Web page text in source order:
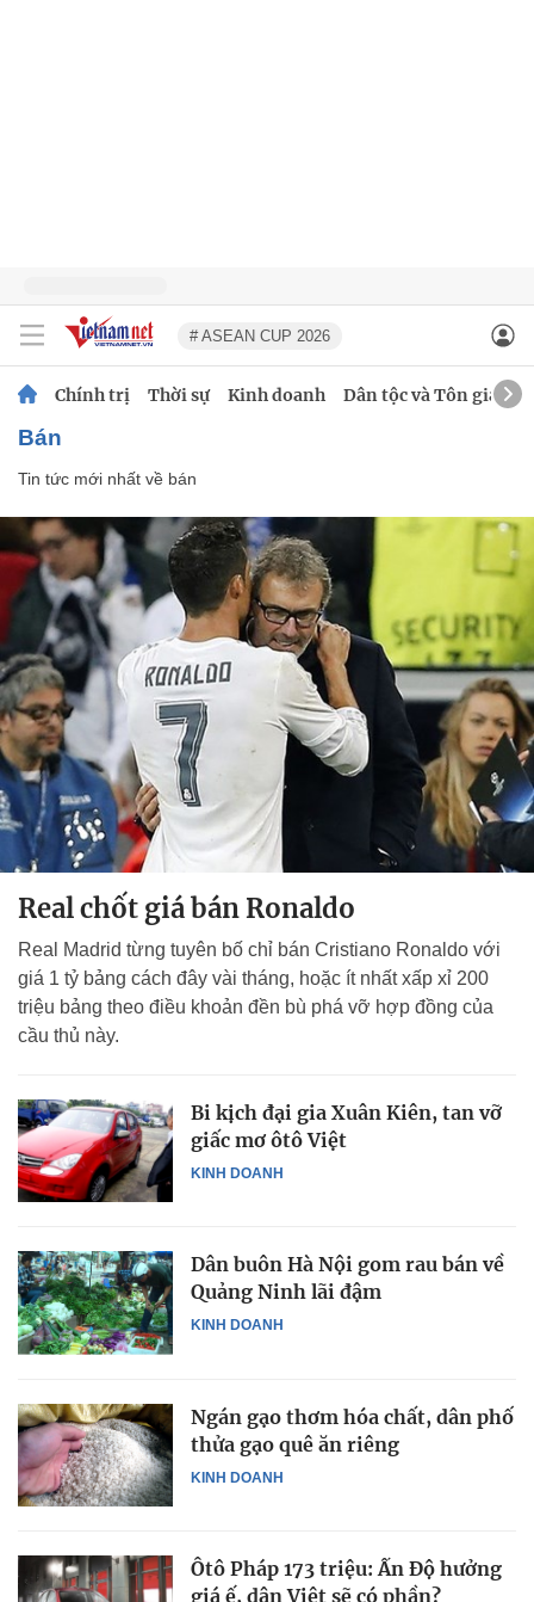
# ASEAN CUP 2026
Chính trị Thời sự Kinh doanh Dân tộc và Tôn giáo
bán
Tin tức mới nhất về bán
Real chốt giá bán Ronaldo
Real Madrid từng tuyên bố chỉ bán Cristiano Ronaldo với
giá 1 tỷ bảng cách đây vài tháng, hoặc ít nhất xấp xỉ 200
triệu bảng theo điều khoản đền bù phá vỡ hợp đồng của
cầu thủ này.
KINH DOANH
Bi kịch đại gia Xuân Kiên, tan vỡ
giấc mơ ôtô Việt
KINH DOANH
Dân buôn Hà Nội gom rau bán về
Quảng Ninh lãi đậm
KINH DOANH
Ngán gạo thơm hóa chất, dân phố
thửa gạo quê ăn riêng
Ôtô Pháp 173 triệu: Ấn Độ hưởng
giá ế, dân Việt sẽ có phần?